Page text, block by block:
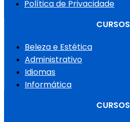
Política de Privacidade
CURSOS
Beleza e Estética
Administrativo
Idiomas
Informática
CURSOS